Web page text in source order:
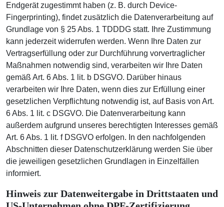
Endgerät zugestimmt haben (z. B. durch Device-
Fingerprinting), findet zusätzlich die Datenverarbeitung auf
Grundlage von § 25 Abs. 1 TDDDG statt. Ihre Zustimmung
kann jederzeit widerrufen werden. Wenn Ihre Daten zur
Vertragserfüllung oder zur Durchführung vorvertraglicher
Maßnahmen notwendig sind, verarbeiten wir Ihre Daten
gemäß Art. 6 Abs. 1 lit. b DSGVO. Darüber hinaus
verarbeiten wir Ihre Daten, wenn dies zur Erfüllung einer
gesetzlichen Verpflichtung notwendig ist, auf Basis von Art.
6 Abs. 1 lit. c DSGVO. Die Datenverarbeitung kann
außerdem aufgrund unseres berechtigten Interesses gemäß
Art. 6 Abs. 1 lit. f DSGVO erfolgen. In den nachfolgenden
Abschnitten dieser Datenschutzerklärung werden Sie über
die jeweiligen gesetzlichen Grundlagen in Einzelfällen
informiert.
Hinweis zur Datenweitergabe in Drittstaaten und